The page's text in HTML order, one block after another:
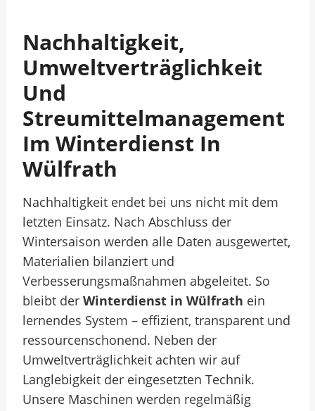
Nachhaltigkeit,
Umweltverträglichkeit
Und
Streumittelmanagement
Im Winterdienst In
Wülfrath
Nachhaltigkeit endet bei uns nicht mit dem
letzten Einsatz. Nach Abschluss der
Wintersaison werden alle Daten ausgewertet,
Materialien bilanziert und
Verbesserungsmaßnahmen abgeleitet. So
bleibt der Winterdienst in Wülfrath ein
lernendes System – effizient, transparent und
ressourcenschonend. Neben der
Umweltverträglichkeit achten wir auf
Langlebigkeit der eingesetzten Technik.
Unsere Maschinen werden regelmäßig